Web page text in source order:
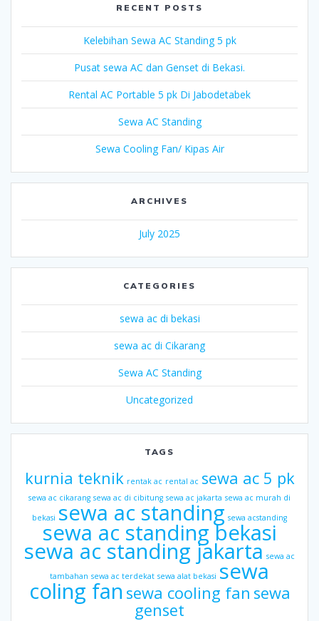
RECENT POSTS
Kelebihan Sewa AC Standing 5 pk
Pusat sewa AC dan Genset di Bekasi.
Rental AC Portable 5 pk Di Jabodetabek
Sewa AC Standing
Sewa Cooling Fan/ Kipas Air
ARCHIVES
July 2025
CATEGORIES
sewa ac di bekasi
sewa ac di Cikarang
Sewa AC Standing
Uncategorized
TAGS
kurnia teknik rentak ac rental ac sewa ac 5 pk
sewa ac cikarang sewa ac di cibitung sewa ac jakarta sewa ac murah di
bekasi sewa ac standing sewa acstanding
sewa ac standing bekasi
sewa ac standing jakarta sewa ac
tambahan sewa ac terdekat sewa alat bekasi sewa
coling fan sewa cooling fan sewa
genset